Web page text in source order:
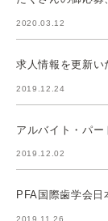
2020.03.12
求人情報を更新い
2019.12.24
アルバイト・パー
2019.12.02
PFA国際歯学会日
2019.11.26